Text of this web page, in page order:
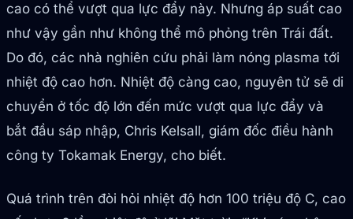
cao có thể vượt qua lực đẩy này. Nhưng áp suất cao
như vậy gần như không thể mô phỏng trên Trái đất.
Do đó, các nhà nghiên cứu phải làm nóng plasma tới
nhiệt độ cao hơn. Nhiệt độ càng cao, nguyên tử sẽ di
chuyển ở tốc độ lớn đến mức vượt qua lực đẩy và
bắt đầu sáp nhập, Chris Kelsall, giám đốc điều hành
công ty Tokamak Energy, cho biết.
Quá trình trên đòi hỏi nhiệt độ hơn 100 triệu độ C, cao